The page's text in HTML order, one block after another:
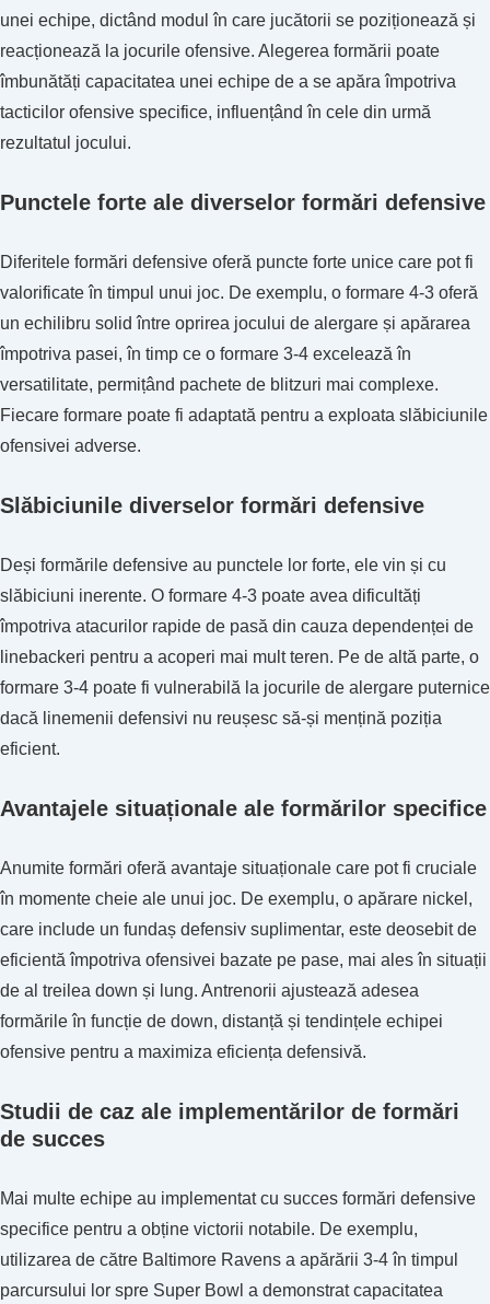
unei echipe, dictând modul în care jucătorii se poziționează și
reacționează la jocurile ofensive. Alegerea formării poate
îmbunătăți capacitatea unei echipe de a se apăra împotriva
tacticilor ofensive specifice, influențând în cele din urmă
rezultatul jocului.
Punctele forte ale diverselor formări defensive
Diferitele formări defensive oferă puncte forte unice care pot fi
valorificate în timpul unui joc. De exemplu, o formare 4-3 oferă
un echilibru solid între oprirea jocului de alergare și apărarea
împotriva pasei, în timp ce o formare 3-4 excelează în
versatilitate, permițând pachete de blitzuri mai complexe.
Fiecare formare poate fi adaptată pentru a exploata slăbiciunile
ofensivei adverse.
Slăbiciunile diverselor formări defensive
Deși formările defensive au punctele lor forte, ele vin și cu
slăbiciuni inerente. O formare 4-3 poate avea dificultăți
împotriva atacurilor rapide de pasă din cauza dependenței de
linebackeri pentru a acoperi mai mult teren. Pe de altă parte, o
formare 3-4 poate fi vulnerabilă la jocurile de alergare puternice
dacă linemenii defensivi nu reușesc să-și mențină poziția
eficient.
Avantajele situaționale ale formărilor specifice
Anumite formări oferă avantaje situaționale care pot fi cruciale
în momente cheie ale unui joc. De exemplu, o apărare nickel,
care include un fundaș defensiv suplimentar, este deosebit de
eficientă împotriva ofensivei bazate pe pase, mai ales în situații
de al treilea down și lung. Antrenorii ajustează adesea
formările în funcție de down, distanță și tendințele echipei
ofensive pentru a maximiza eficiența defensivă.
Studii de caz ale implementărilor de formări
de succes
Mai multe echipe au implementat cu succes formări defensive
specifice pentru a obține victorii notabile. De exemplu,
utilizarea de către Baltimore Ravens a apărării 3-4 în timpul
parcursului lor spre Super Bowl a demonstrat capacitatea